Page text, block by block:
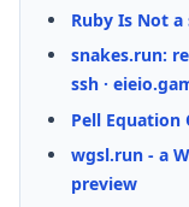
Ruby Is Not
snakes.run:
ssh ·
Pell Equation
wgsl.run - a
preview